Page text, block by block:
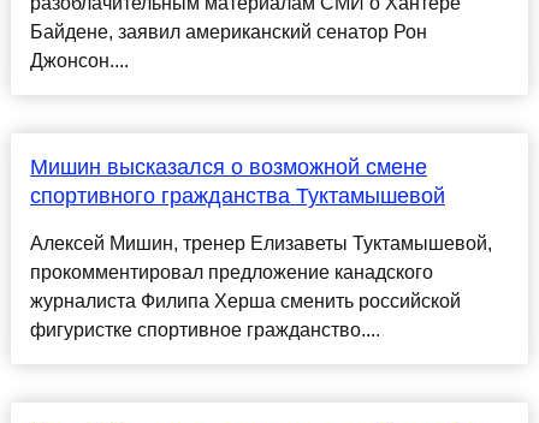
Байдене, заявил американский сенатор Рон
Джонсон....
Мишин высказался о возможной смене
спортивного гражданства Туктамышевой
Алексей Мишин, тренер Елизаветы Туктамышевой,
прокомментировал предложение канадского
журналиста Филипа Херша сменить российской
фигуристке спортивное гражданство....